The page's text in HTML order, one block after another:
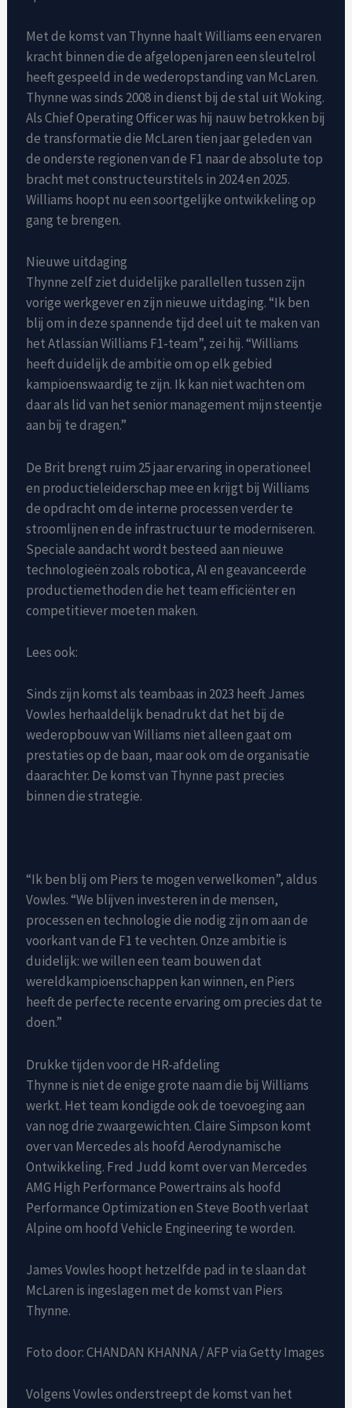
Met de komst van Thynne haalt Williams een ervaren
kracht binnen die de afgelopen jaren een sleutelrol
heeft gespeeld in de wederopstanding van McLaren.
Thynne was sinds 2008 in dienst bij de stal uit Woking.
Als Chief Operating Officer was hij nauw betrokken bij
de transformatie die McLaren tien jaar geleden van
de onderste regionen van de F1 naar de absolute top
bracht met constructeurstitels in 2024 en 2025.
Williams hoopt nu een soortgelijke ontwikkeling op
gang te brengen.
Nieuwe uitdaging
Thynne zelf ziet duidelijke parallellen tussen zijn
vorige werkgever en zijn nieuwe uitdaging. “Ik ben
blij om in deze spannende tijd deel uit te maken van
het Atlassian Williams F1-team”, zei hij. “Williams
heeft duidelijk de ambitie om op elk gebied
kampioenswaardig te zijn. Ik kan niet wachten om
daar als lid van het senior management mijn steentje
aan bij te dragen.”
De Brit brengt ruim 25 jaar ervaring in operationeel
en productieleiderschap mee en krijgt bij Williams
de opdracht om de interne processen verder te
stroomlijnen en de infrastructuur te moderniseren.
Speciale aandacht wordt besteed aan nieuwe
technologieën zoals robotica, AI en geavanceerde
productiemethoden die het team efficiënter en
competitiever moeten maken.
Lees ook:
Sinds zijn komst als teambaas in 2023 heeft James
Vowles herhaaldelijk benadrukt dat het bij de
wederopbouw van Williams niet alleen gaat om
prestaties op de baan, maar ook om de organisatie
daarachter. De komst van Thynne past precies
binnen die strategie.
“Ik ben blij om Piers te mogen verwelkomen”, aldus
Vowles. “We blijven investeren in de mensen,
processen en technologie die nodig zijn om aan de
voorkant van de F1 te vechten. Onze ambitie is
duidelijk: we willen een team bouwen dat
wereldkampioenschappen kan winnen, en Piers
heeft de perfecte recente ervaring om precies dat te
doen.”
Drukke tijden voor de HR-afdeling
Thynne is niet de enige grote naam die bij Williams
werkt. Het team kondigde ook de toevoeging aan
van nog drie zwaargewichten. Claire Simpson komt
over van Mercedes als hoofd Aerodynamische
Ontwikkeling. Fred Judd komt over van Mercedes
AMG High Performance Powertrains als hoofd
Performance Optimization en Steve Booth verlaat
Alpine om hoofd Vehicle Engineering te worden.
James Vowles hoopt hetzelfde pad in te slaan dat
McLaren is ingeslagen met de komst van Piers
Thynne.
Foto door: CHANDAN KHANNA / AFP via Getty Images
Volgens Vowles onderstreept de komst van het